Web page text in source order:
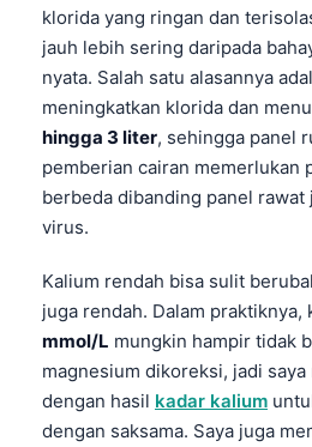
klorida yang ringan dan
jauh lebih sering daripada
nyata. Salah satu alasannya
meningkatkan klorida dan
hingga 3 liter, sehingga panel
pemberian cairan memerlukan
berbeda dibanding panel
virus.
Kalium rendah bisa sulit
juga rendah. Dalam praktiknya,
mmol/L mungkin hampir tidak
magnesium dikoreksi, jadi
dengan hasil kadar kalium
dengan saksama. Saya juga